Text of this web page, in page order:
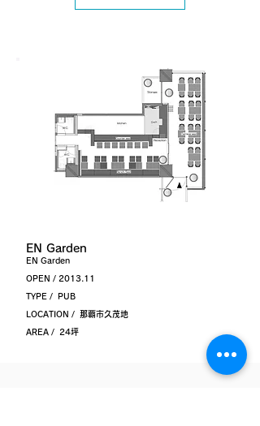
EN Garden
EN Garden
OPEN / 2013.11
TYPE / PUB
LOCATION / 那覇市久茂地
AREA / 24坪